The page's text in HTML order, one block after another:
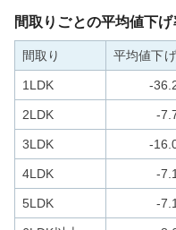
間取りごとの平均値下げ
間取り 平均値下
1LDK -
2LDK -
3LDK -
4LDK -7.1
5LDK -7.1